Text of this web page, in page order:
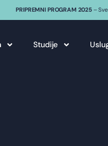
PRIPREMNI PROGRAM 2025–
Studije